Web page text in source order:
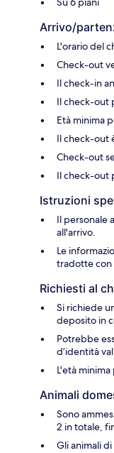
Arrivo/
L'orario del
Check-out
Il check-in
Il check-out
Età minima
Il check-out
Check-out
Il check-out
Istruzioni
Il personale
all'arrivo.
Le
tradotte con
Richiesti al
Si richiede
deposito in
Potrebbe
d’identità
L'età
Animali
Sono
2 in totale,
Gli animali